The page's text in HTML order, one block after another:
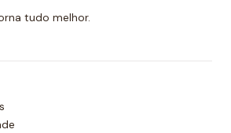
semelhantes.
os calções de polo aquático têm
na frente e nas costas e um
melhor adaptabilidade.
tudo melhor.